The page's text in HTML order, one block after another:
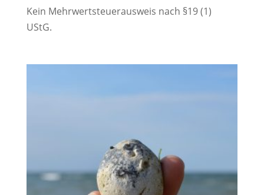
Kein Mehrwertsteuerausweis nach §19 (1)
UStG.